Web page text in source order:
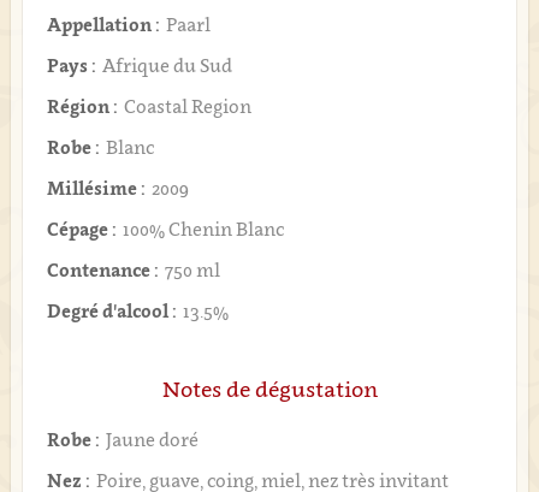
Appellation : Paarl
Pays : Afrique du Sud
Région : Coastal Region
Robe : Blanc
Millésime : 2009
Cépage : 100% Chenin Blanc
Contenance : 750 ml
Degré d'alcool : 13.5%
Notes de dégustation
Robe : Jaune doré
Nez : Poire, guave, coing, miel, nez très invitant